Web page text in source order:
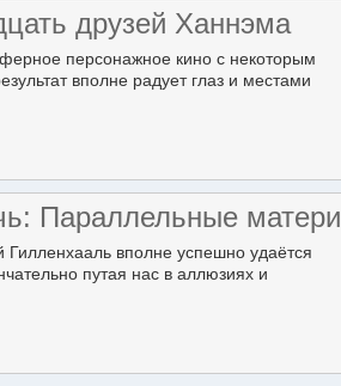
друзей Ханнэма
персонажное кино с некоторым
вполне радует глаз и местами
Параллельные матери
Гилленхааль вполне успешно удаётся
путая нас в аллюзиях и